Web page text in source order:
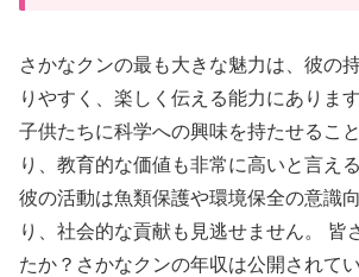
さかなクンの最も大きな魅力は、彼の
りやすく、楽しく伝える能力にありま
子供たちに科学への興味を持たせるこ
り、教育的な価値も非常に高いと言え
彼の活動は魚類保護や環境保全の意識
り、社会的な貢献も見逃せません。 皆
たか？さかなクンの年収は公開されて